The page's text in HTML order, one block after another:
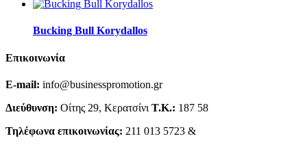
Bucking Bull Korydallos
Επικοινωνία
E-mail: info@businesspromotion.gr
Διεύθυνση: Οίτης 29, Κερατσίνι Τ.Κ.: 187 58
Τηλέφωνα επικοινωνίας: 211 013 5723 &